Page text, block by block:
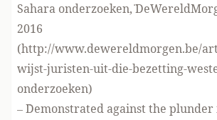
Sahara onderzoeken,¨
2016
(http://www.dewereldmorgen.be/
wijst-juristen-uit-die-bezetting-
onderzoeken)
– ¨Demonstrated against the